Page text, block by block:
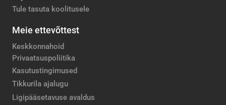
Tule tasuta koolitusele
Meie ettevõttest
Keskkonnahoid
Privaatsuspoliitika
Kasutustingimused
Tikkurila ajalugu
Ligipääsetavuse avaldus